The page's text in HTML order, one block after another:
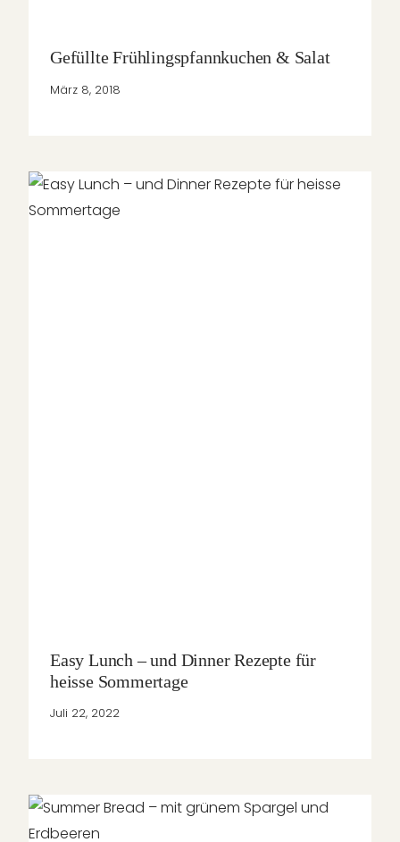
Gefüllte Frühlingspfannkuchen & Salat
März 8, 2018
Easy Lunch – und Dinner Rezepte für
heisse Sommertage
Juli 22, 2022